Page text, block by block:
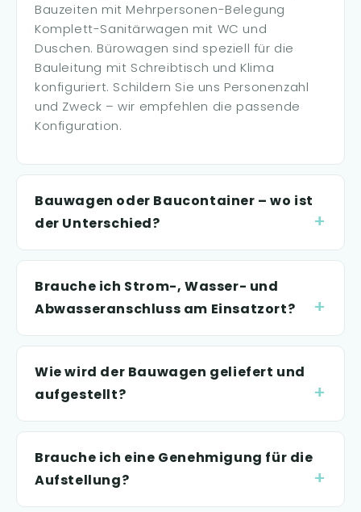
Bauzeiten mit Mehrpersonen-Belegung
Komplett-Sanitärwagen mit WC und
Duschen. Bürowagen sind speziell für die
Bauleitung mit Schreibtisch und Klima
konfiguriert. Schildern Sie uns Personenzahl
und Zweck – wir empfehlen die passende
Konfiguration.
Bauwagen oder Baucontainer – wo ist
der Unterschied?
Brauche ich Strom-, Wasser- und
Abwasseranschluss am Einsatzort?
Wie wird der Bauwagen geliefert und
aufgestellt?
Brauche ich eine Genehmigung für die
Aufstellung?